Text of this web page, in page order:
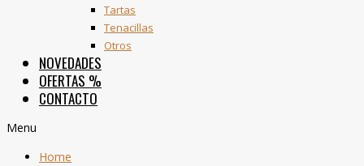
Tartas
Tenacillas
Otros
NOVEDADES
OFERTAS %
CONTACTO
Menu
Home